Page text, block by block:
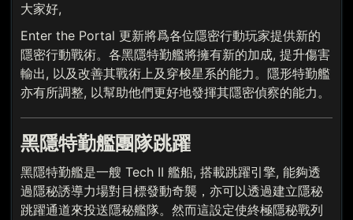
大家好,
Enter the Portal 更新將爲各位隱密行動玩家提供新的
隱密行動戰術。各黑隱特勤艦將擁有新的加成, 提升傷害
輸出, 以及改善其戰術上及穿梭星系的能力。隱形特勤艦
亦有所調整, 以幫助他們更好地發揮其隱密偵察的能力。
黑隱特勤艦團隊跳躍
黑隱特勤艦是一艘 Tech II 艦船, 搭載跳躍引擎, 能夠透
過隱秘誘導力場對目標發動奇襲，亦可以透過建立隱秘
跳躍通道來投送隱秘艦隊。然而這設定使終極隱秘戰列